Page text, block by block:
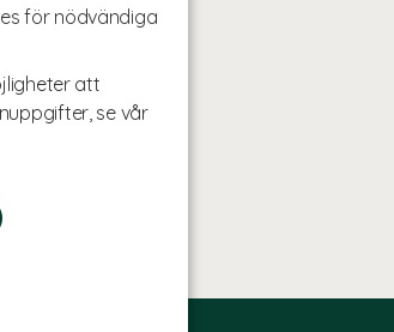
för nödvändiga
att
se vår